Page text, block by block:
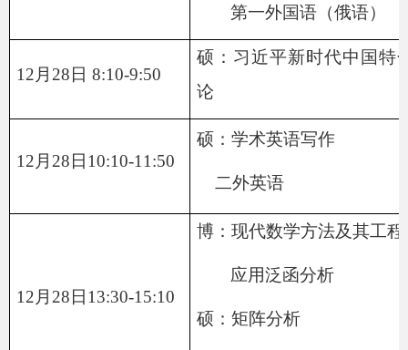
第一外国语（俄语）
12月28日 8:10-9:50
硕： 习近平新时代中国特
论
12月28日10:10-11:50
硕： 学术英语写作
二外英语
12月28日13:30-15:10
博： 现代数学方法及其工
应用泛函分析
硕： 矩阵分析